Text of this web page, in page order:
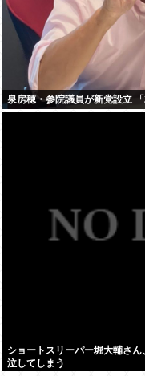
泉房穂・参院議員が新党設立 「
ショートスリーパー堀大輔さ
泣してしまう